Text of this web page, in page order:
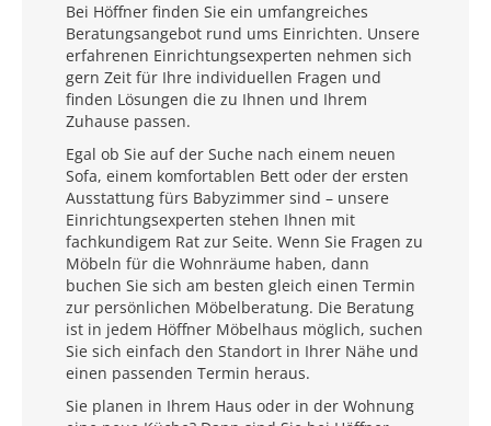
Bei Höffner finden Sie ein umfangreiches
Beratungsangebot rund ums Einrichten. Unsere
erfahrenen Einrichtungsexperten nehmen sich
gern Zeit für Ihre individuellen Fragen und
finden Lösungen die zu Ihnen und Ihrem
Zuhause passen.
Egal ob Sie auf der Suche nach einem neuen
Sofa, einem komfortablen Bett oder der ersten
Ausstattung fürs Babyzimmer sind – unsere
Einrichtungsexperten stehen Ihnen mit
fachkundigem Rat zur Seite. Wenn Sie Fragen zu
Möbeln für die Wohnräume haben, dann
buchen Sie sich am besten gleich einen Termin
zur persönlichen Möbelberatung. Die Beratung
ist in jedem Höffner Möbelhaus möglich, suchen
Sie sich einfach den Standort in Ihrer Nähe und
einen passenden Termin heraus.
Sie planen in Ihrem Haus oder in der Wohnung